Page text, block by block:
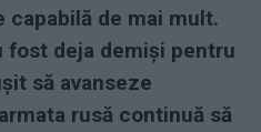
capabilă de mai mult.
fost deja demiși pentru
să avanseze
rusă continuă să